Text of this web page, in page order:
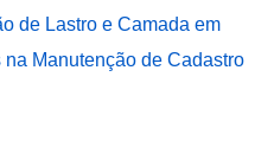
de Lastro e Camada em
Manutenção de Cadastro